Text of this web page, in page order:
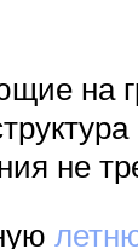
на
не